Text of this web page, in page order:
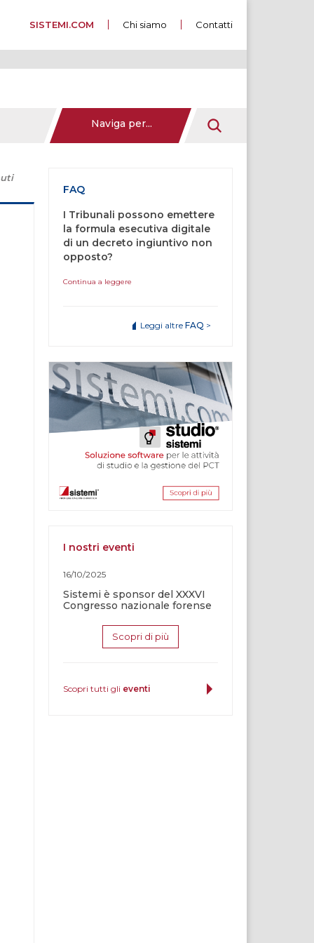
SISTEMI.COM Chi siamo Contatti
Naviga per...
FAQ
I Tribunali possono emettere
la formula esecutiva digitale
di un decreto ingiuntivo non
opposto?
Continua a leggere
Leggi altre FAQ >
I nostri eventi
16/10/2025
Sistemi è sponsor del XXXVI
Congresso nazionale forense
Scopri di più
Scopri tutti gli eventi